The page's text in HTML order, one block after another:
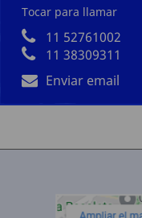
Tocar para llamar
11 52761002
11 38309311
Enviar email